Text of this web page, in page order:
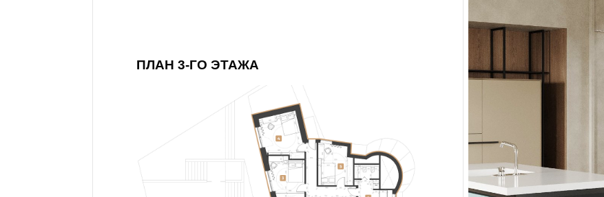
ПЛАН 3-ГО ЭТАЖА